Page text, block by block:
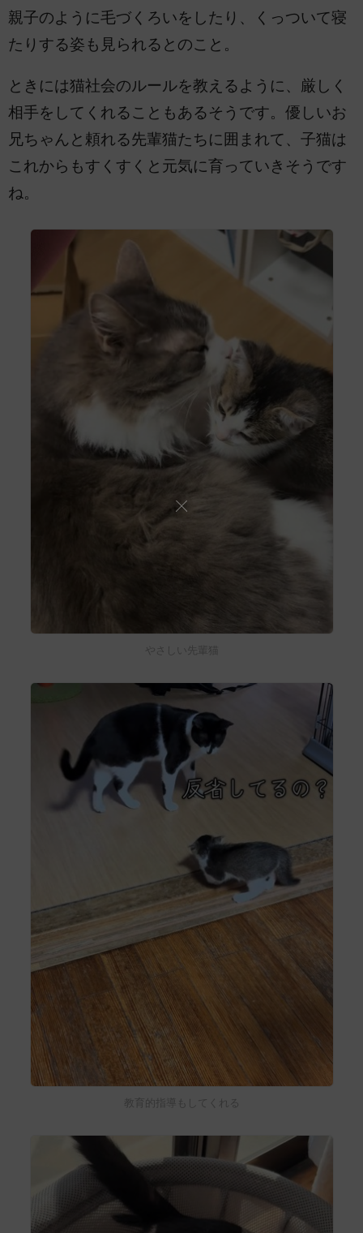
親子のように毛づくろいをしたり、くっついて寝
たりする姿も見られるとのこと。
ときには猫社会のルールを教えるように、厳しく
相手をしてくれることもあるそうです。優しいお
兄ちゃんと頼れる先輩猫たちに囲まれて、子猫は
これからもすくすくと元気に育っていきそうです
ね。
やさしい先輩猫
教育的指導もしてくれる